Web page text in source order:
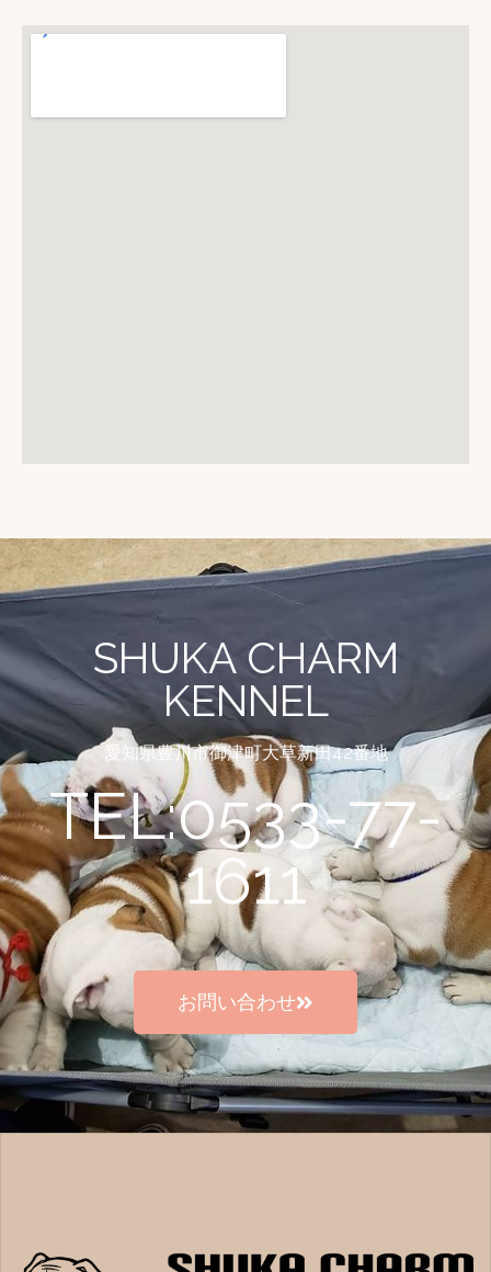
SHUKA CHARM
KENNEL
愛知県豊川市御津町大草新田42番地
TEL:0533-77-
1611
お問い合わせ